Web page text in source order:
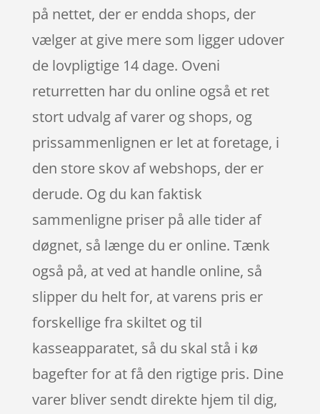
på nettet, der er endda shops, der
vælger at give mere som ligger udover
de lovpligtige 14 dage. Oveni
returretten har du online også et ret
stort udvalg af varer og shops, og
prissammenlignen er let at foretage, i
den store skov af webshops, der er
derude. Og du kan faktisk
sammenligne priser på alle tider af
døgnet, så længe du er online. Tænk
også på, at ved at handle online, så
slipper du helt for, at varens pris er
forskellige fra skiltet og til
kasseapparatet, så du skal stå i kø
bagefter for at få den rigtige pris. Dine
varer bliver sendt direkte hjem til dig,